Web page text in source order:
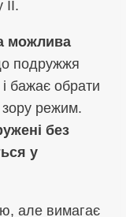
II.
можлива
подружжя
бажає обрати
зору режим.
без
у
але вимагає